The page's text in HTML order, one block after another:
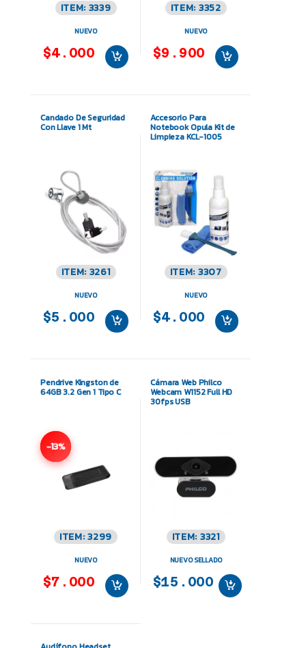
ITEM: 3339
NUEVO
$4.000
ITEM: 3352
NUEVO
$9.900
Candado De Seguridad
Con Llave 1 Mt
ITEM: 3261
NUEVO
$5.000
Accesorio Para
Notebook Opula Kit de
Limpieza KCL-1005
ITEM: 3307
NUEVO
$4.000
Pendrive Kingston de
64GB 3.2 Gen 1 Tipo C
-13%
ITEM: 3299
NUEVO
$7.000
Cámara Web Philco
Webcam W1152 Full HD
30fps USB
ITEM: 3321
NUEVO SELLADO
$15.000